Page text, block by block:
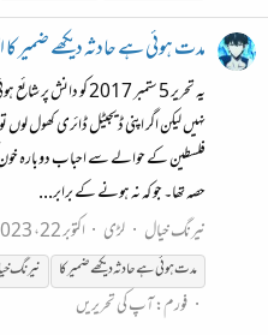
مدت ہوئی ہے حادثہ دیکھے ضمیر
یہ تحریر 5 ستمبر
نہیں لیکن اگر اپنی ڈیجیٹل ڈائری کھول
فلسطین کے حوالے سے احباب دوبارہ خون
حصہ تھا۔ جو کہ نہ ہونے کے برابر...
نیرنگ خیال
لڑی اکتوبر 22، 2023
مدت ہوئی ہے حادثہ دیکھے ضمیر کا
نیرنگ
فورم:آپ کی تحریریں